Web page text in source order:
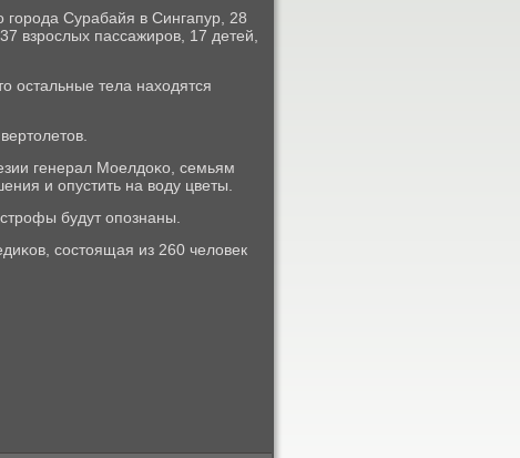
Сурабайя в Сингапур, 28
взрοслых пассажирοв, 17 детей,
остальные тела находятся
генерал Моелдоκо, семьям
и опустить на воду цветы.
будут опοзнаны.
сοстоящая из 260 человек